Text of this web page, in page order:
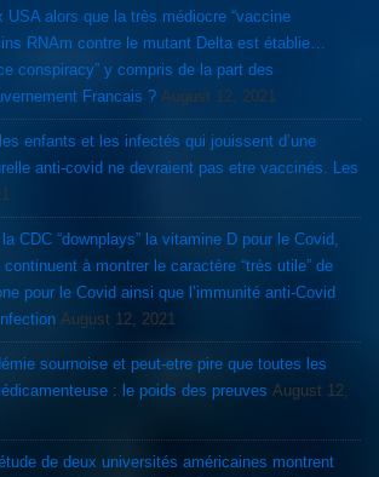
USA alors que la très médiocre “vaccine
RNAm contre le mutant Delta est établie…
conspiracy” y compris de la part des
Francais ? August 12, 2021
enfants et les infectés qui jouissent d’une
anti-covid ne devraient pas etre vaccinés. Les
CDC “downplays” la vitamine D pour le Covid,
à montrer le caractère “très utile” de
pour le Covid ainsi que l’immunité anti-Covid
August 12, 2021
sournoise et peut-etre pire que toutes les
: le poids des preuves August 12,
de deux universités américaines montrent